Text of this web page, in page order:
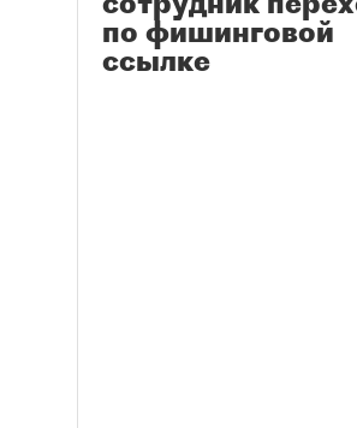
по фишинговой
ссылке